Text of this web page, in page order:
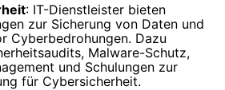
: IT-Dienstleister bieten
zur Sicherung von Daten und
Cyberbedrohungen. Dazu
Malware-Schutz,
und Schulungen zur
für Cybersicherheit.